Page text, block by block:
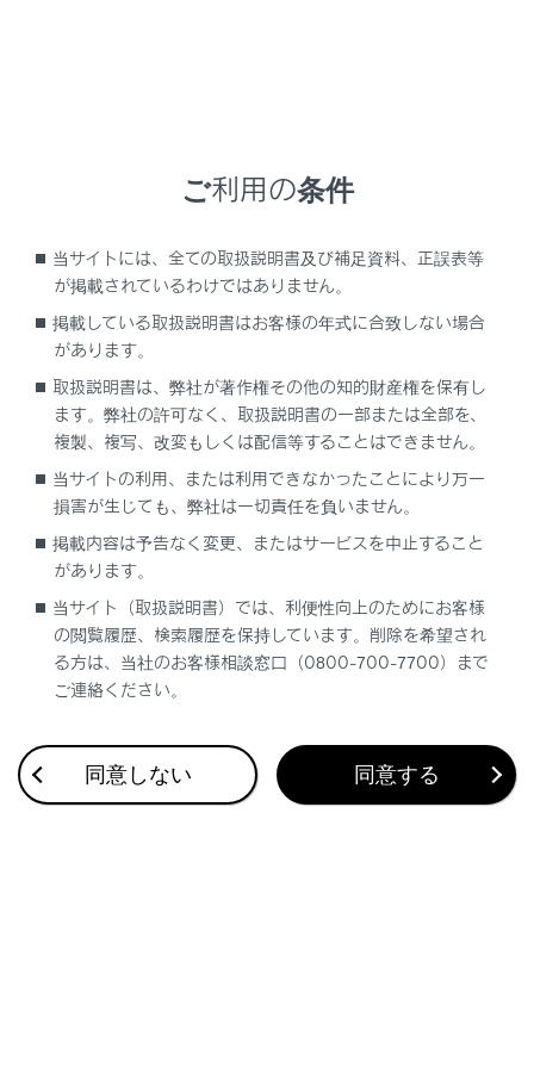
ブックマーク
個人情報の取扱いについて
サイト利用について
お問い合わせ
ご利用の条件
当サイトには、全ての取扱説明書及び補足資料、正誤表等
が掲載されているわけではありません。
掲載している取扱説明書はお客様の年式に合致しない場合
があります。
取扱説明書は、弊社が著作権その他の知的財産権を保有し
ます。弊社の許可なく、取扱説明書の一部または全部を、
複製、複写、改変もしくは配信等することはできません。
当サイトの利用、または利用できなかったことにより万一
損害が生じても、弊社は一切責任を負いません。
掲載内容は予告なく変更、またはサービスを中止すること
があります。
当サイト（取扱説明書）では、利便性向上のためにお客様
の閲覧履歴、検索履歴を保持しています。削除を希望され
る方は、当社のお客様相談窓口（0800-700-7700）まで
ご連絡ください。
同意しない 同意する